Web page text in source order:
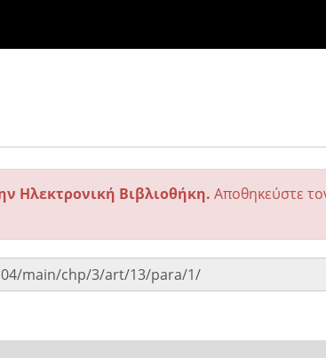
Ηλεκτρονική Βιβλιοθήκη. Αποθηκεύστε